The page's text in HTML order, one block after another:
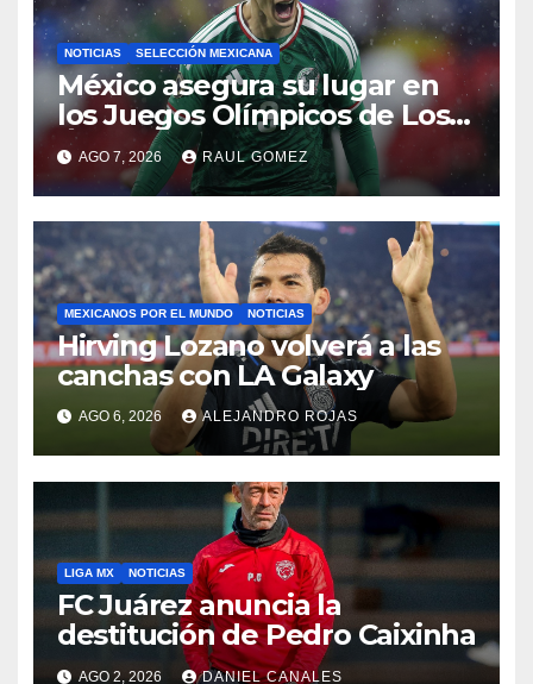
NOTICIAS SELECCIÓN MEXICANA
México asegura su lugar en
los Juegos Olímpicos de Los
Ángeles 2028
AGO 7, 2026 RAUL GOMEZ
MEXICANOS POR EL MUNDO NOTICIAS
Hirving Lozano volverá a las
canchas con LA Galaxy
AGO 6, 2026 ALEJANDRO ROJAS
LIGA MX NOTICIAS
FC Juárez anuncia la
destitución de Pedro Caixinha
AGO 2, 2026 DANIEL CANALES